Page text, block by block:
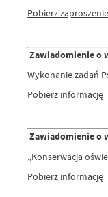
Pobierz zaproszenie
Zawiadomienie o
Wykonanie zadań
Pobierz informację
Zawiadomienie o
„Konserwacja
Pobierz informację